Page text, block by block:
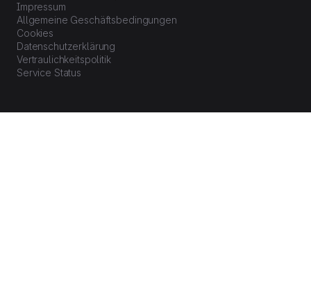
Impressum
Allgemeine Geschäftsbedingungen
Cookies
Datenschutzerklärung
Vertraulichkeitspolitik
Service Status